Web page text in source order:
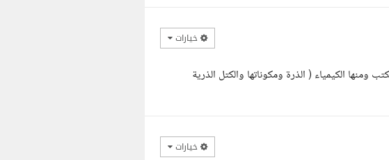
خيارات
الكيمياء ( الذرة ومكوناتها والكتل الذرية
خيارات